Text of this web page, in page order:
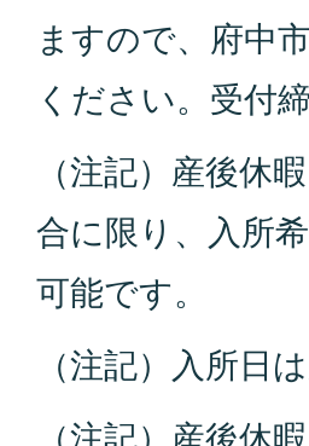
ますので、府中
ください。受付
（注記）産後休
合に限り、入所
可能です。
（注記）入所日
（注記）産後休